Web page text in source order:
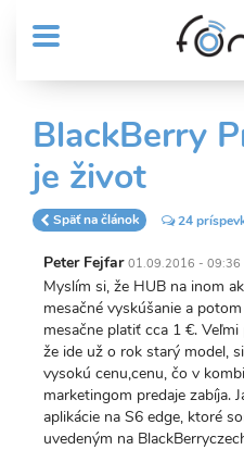
obsah
MENU
Sub
Header
menu
User
account
menu
BlackBerry
je život
Späť na článok 24
Peter Fejfar 01.09.2016 - 09:36
Myslím si, že HUB na inom
mesačné vyskúšanie a
mesačne platiť cca 1 €.
že ide už o rok starý model,
vysokú cenu,cenu, čo v
marketingom predaje zabíja.
aplikácie na S6 edge, ktoré
uvedeným na